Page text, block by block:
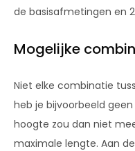
de basisafmetingen en
Mogelijke
Niet elke combinatie
heb je bijvoorbeeld geen
hoogte zou dan niet
maximale lengte. Aan